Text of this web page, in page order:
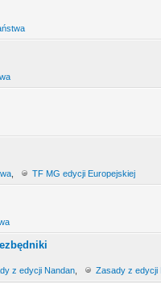
TF MG edycji Europejskiej
z edycji Nandan Zasady z edycji